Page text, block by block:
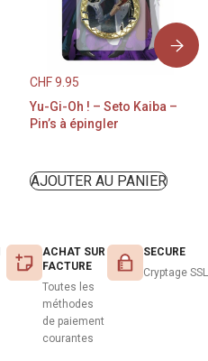
CHF9.95
Yu-Gi-Oh ! – Seto Kaiba –
Pin’s à épingler
AJOUTER AU PANIER
ACHAT SUR
FACTURE
Toutes les
méthodes
de paiement
courantes
SECURE
Cryptage SSL